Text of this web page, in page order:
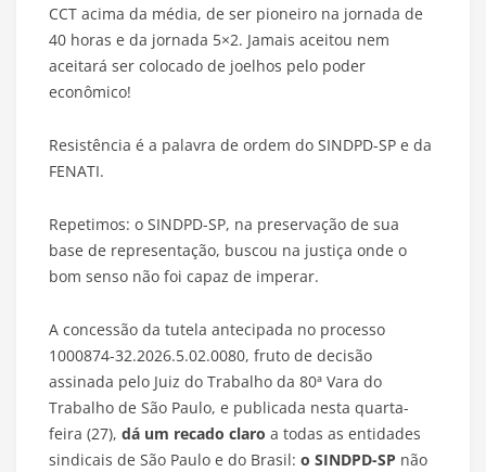
CCT acima da média, de ser pioneiro na jornada de
40 horas e da jornada 5×2. Jamais aceitou nem
aceitará ser colocado de joelhos pelo poder
econômico!
Resistência é a palavra de ordem do SINDPD-SP e da
FENATI.
Repetimos: o SINDPD-SP, na preservação de sua
base de representação, buscou na justiça onde o
bom senso não foi capaz de imperar.
A concessão da tutela antecipada no processo
1000874-32.2026.5.02.0080, fruto de decisão
assinada pelo Juiz do Trabalho da 80ª Vara do
Trabalho de São Paulo, e publicada nesta quarta-
feira (27), dá um recado claro a todas as entidades
sindicais de São Paulo e do Brasil: o SINDPD-SP não